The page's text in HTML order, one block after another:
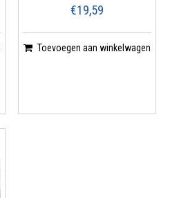
€19,59
Toevoegen aan winkelwagen